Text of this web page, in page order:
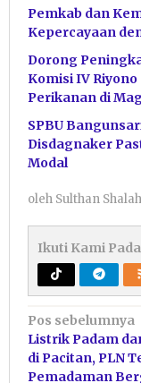
Pemkab dan
Kepercayaan
Dorong
Komisi IV
Perikanan di
SPBU
Disdagnaker
Modal
oleh Sulthan
Ikuti Kami Pada
Navigasi
pos
Pos sebelumnya
Listrik Padam
di Pacitan, PLN
Pemadaman